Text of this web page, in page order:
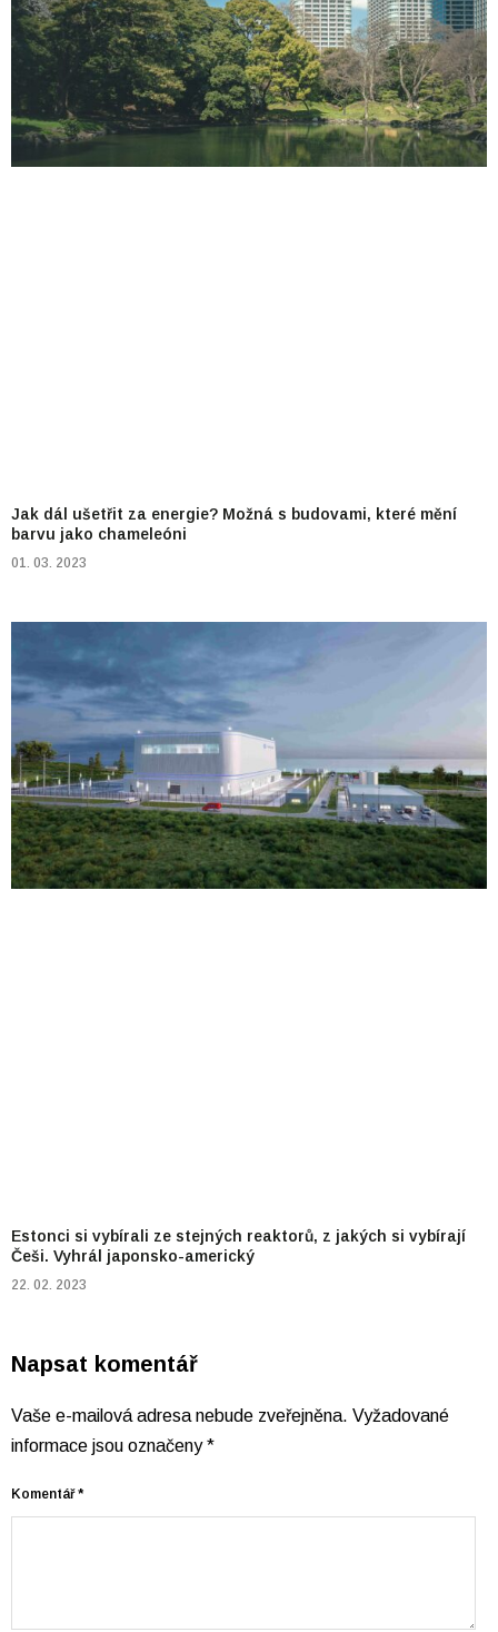
Jak dál ušetřit za energie? Možná s budovami, které mění
barvu jako chameleóni
01. 03. 2023
Estonci si vybírali ze stejných reaktorů, z jakých si vybírají
Češi. Vyhrál japonsko-americký
22. 02. 2023
Napsat komentář
Vaše e-mailová adresa nebude zveřejněna. Vyžadované
informace jsou označeny*
Komentář*